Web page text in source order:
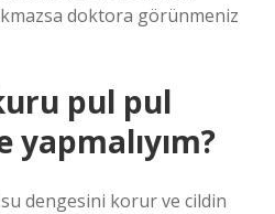
doktora görünmeniz
pul pul
dengesini korur ve cildin